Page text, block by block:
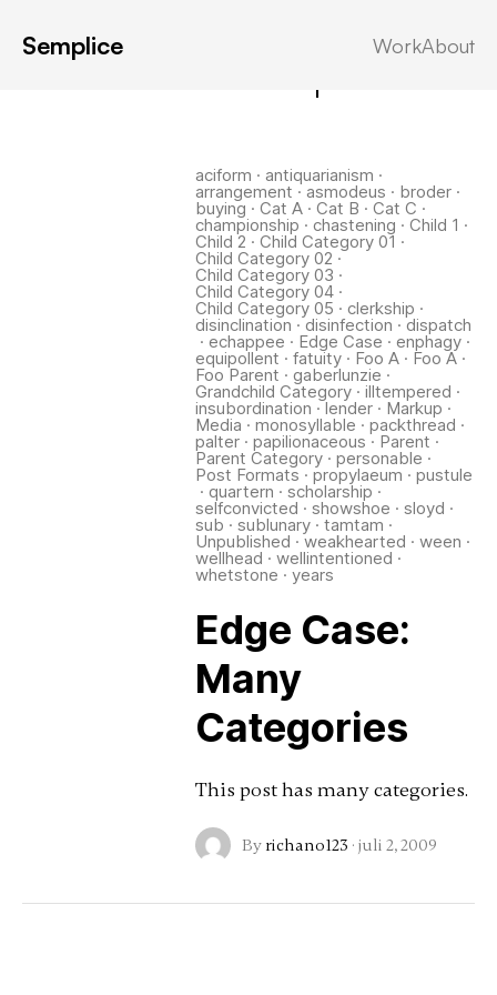
Semplice WorkAbout
aciform · antiquarianism ·
arrangement · asmodeus · broder·
buying · Cat A· Cat B · Cat C ·
championship · chastening · Child 1 ·
Child 2 · Child Category 01 ·
Child Category 02 ·
Child Category 03 ·
Child Category 04·
Child Category 05 · clerkship ·
disinclination ·disinfection ·dispatch
· echappee · Edge Case · enphagy·
equipollent · fatuity· Foo A· Foo A·
Foo Parent · gaberlunzie ·
Grandchild Category· illtempered ·
insubordination ·lender· Markup ·
Media · monosyllable · packthread ·
palter· papilionaceous · Parent ·
Parent Category· personable ·
Post Formats · propylaeum · pustule
· quartern · scholarship ·
selfconvicted · showshoe · sloyd ·
sub · sublunary· tamtam ·
Unpublished ·weakhearted · ween ·
wellhead · wellintentioned ·
whetstone · years
Edge Case:
Many
Categories
This post has many categories.
By richano123 · juli 2, 2009